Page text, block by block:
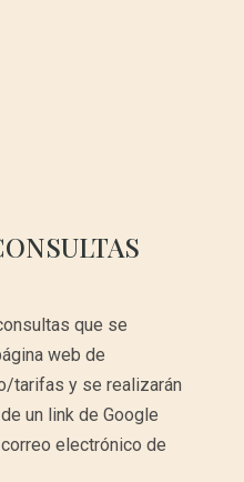
que se
web de
tarifas y se realizarán
un link de Google
electrónico de